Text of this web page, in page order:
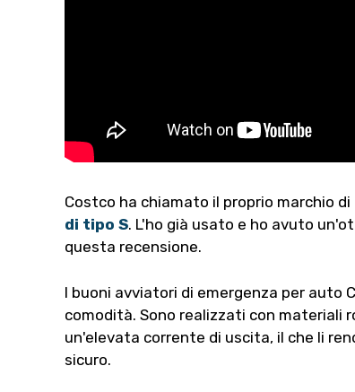
Costco ha chiamato il proprio marchio
di tipo S. L'ho già usato e ho avuto
questa recensione.
I buoni avviatori di emergenza per auto
comodità. Sono realizzati con materiali
un'elevata corrente di uscita, il che li
sicuro.